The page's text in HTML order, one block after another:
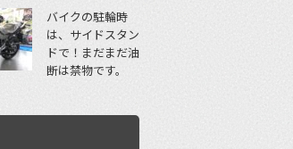
バイクの駐輪時
は、サイドスタン
ドで！まだまだ油
断は禁物です。